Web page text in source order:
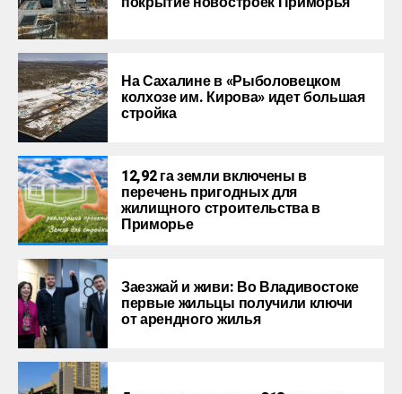
На Сахалине в «Рыболовецком
колхозе им. Кирова» идет большая
стройка
12,92 га земли включены в
перечень пригодных для
жилищного строительства в
Приморье
Заезжай и живи: Во Владивостоке
первые жильцы получили ключи
от арендного жилья